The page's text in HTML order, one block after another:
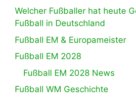
Welcher Fußballer hat heute
Fußball in Deutschland
Fußball EM & Europameister
Fußball EM 2028
Fußball EM 2028 News
Fußball WM Geschichte